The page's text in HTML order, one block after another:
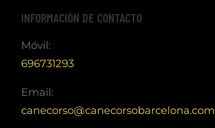
INFORMACIÓN DE CONTACTO
Móvil:
696731293
Email:
canecorso@canecorsobarcelona.com